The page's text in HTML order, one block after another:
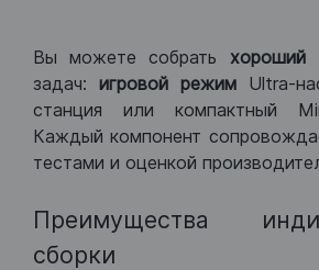
Вы можете собрать хороший
задач: игровой режим Ultra-
станция или компактный
Каждый компонент
тестами и оценкой
Преимущества
сборки